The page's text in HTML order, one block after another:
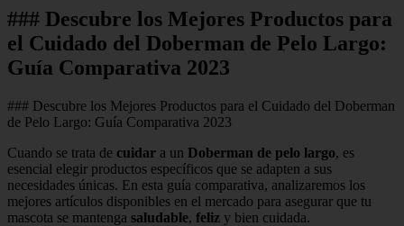
### Descubre los Mejores Productos para
el Cuidado del Doberman de Pelo Largo:
Guía Comparativa 2023
### Descubre los Mejores Productos para el Cuidado del Doberman
de Pelo Largo: Guía Comparativa 2023
Cuando se trata de cuidar a un Doberman de pelo largo, es
esencial elegir productos específicos que se adapten a sus
necesidades únicas. En esta guía comparativa, analizaremos los
mejores artículos disponibles en el mercado para asegurar que tu
mascota se mantenga saludable, feliz y bien cuidada.